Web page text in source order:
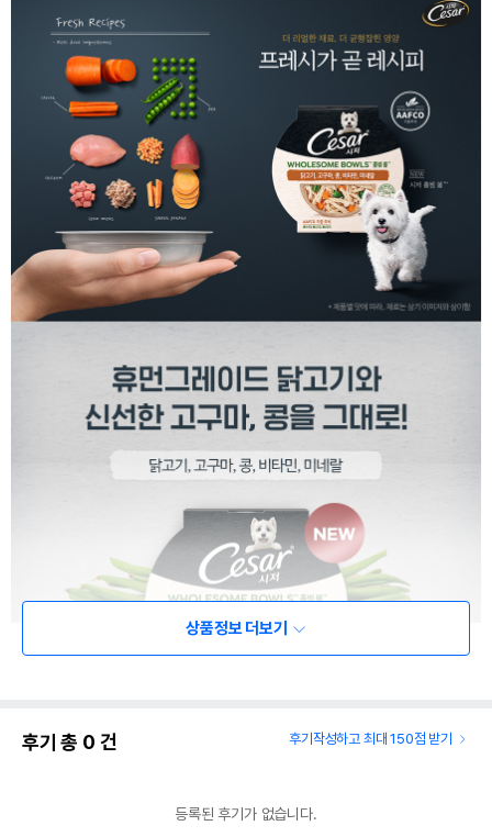
상품정보 더보기
후기 총 0 건 후기작성하고 최대 150점 받기
등록된 후기가 없습니다.